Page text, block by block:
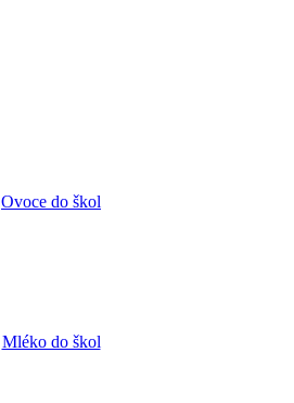
Ovoce do škol
Mléko do škol